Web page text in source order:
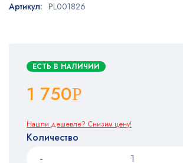
ЕСТЬ В НАЛИЧИИ
1 750Р
Нашли дешевле? Снизим цену!
Количество
Артикул: PL001826